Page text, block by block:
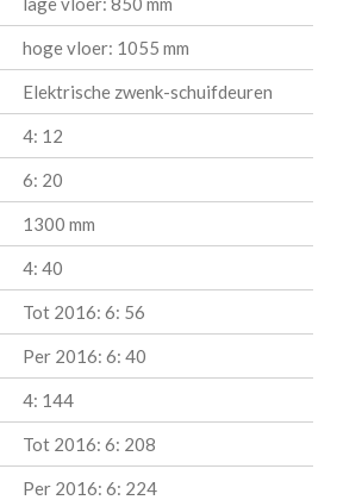
hoge vloer: 1055 mm
Elektrische zwenk-schuifdeuren
4: 12
6: 20
1300 mm
4: 40
Tot 2016: 6: 56
Per 2016: 6: 40
4: 144
Tot 2016: 6: 208
Per 2016: 6: 224